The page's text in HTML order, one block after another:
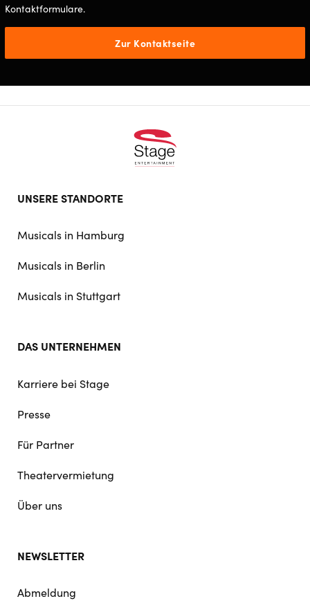
Kontaktformulare.
Zur Kontaktseite
doormat
UNSERE STANDORTE
Musicals in Hamburg
Musicals in Berlin
Musicals in Stuttgart
DAS UNTERNEHMEN
Karriere bei Stage
Presse
Für Partner
Theatervermietung
Über uns
NEWSLETTER
Abmeldung